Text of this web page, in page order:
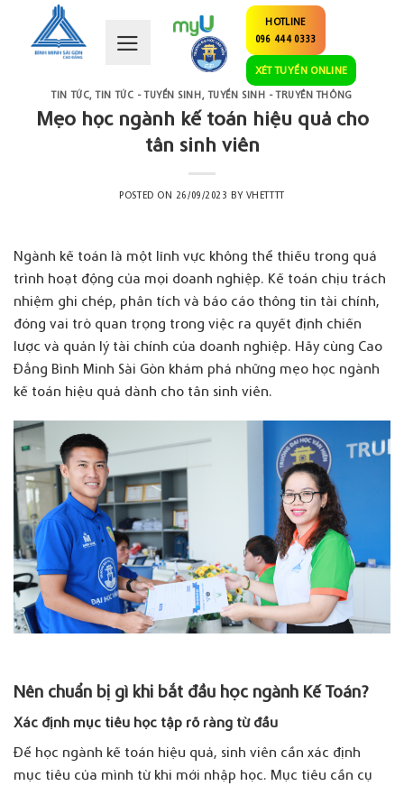
content
HOTLINE
096 444 0333
XÉT TUYỂN ONLINE
TIN TỨC,TIN TỨC - TUYỂN SINH,TUYỂN SINH - TRUYỀN THÔNG
Mẹo học ngành kế toán hiệu quả cho
tân sinh viên
POSTED ON 26/09/2023 BY VHETTTT
Ngành kế toán là một lĩnh vực không thể thiếu trong quá
trình hoạt động của mọi doanh nghiệp. Kế toán chịu trách
nhiệm ghi chép, phân tích và báo cáo thông tin tài chính,
đóng vai trò quan trọng trong việc ra quyết định chiến
lược và quản lý tài chính của doanh nghiệp. Hãy cùng Cao
Đẳng Bình Minh Sài Gòn khám phá những mẹo học ngành
kế toán hiệu quả dành cho tân sinh viên.
Nên chuẩn bị gì khi bắt đầu học ngành Kế Toán?
Xác định mục tiêu học tập rõ ràng từ đầu
Để học ngành kế toán hiệu quả, sinh viên cần xác định
mục tiêu của mình từ khi mới nhập học. Mục tiêu cần cụ